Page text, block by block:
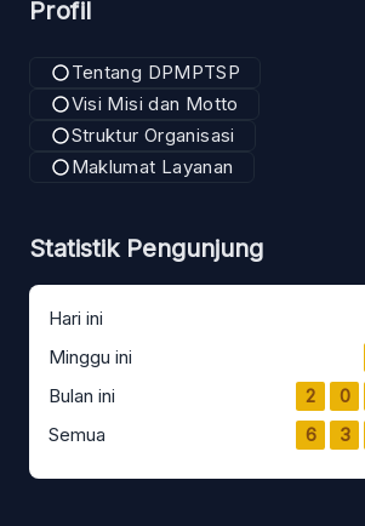
Profil
Tentang DPMPTSP
Visi Misi dan Motto
Struktur Organisasi
Maklumat Layanan
Statistik Pengunjung
Hari ini
Minggu ini
Bulan ini
2 0
Semua
6 3